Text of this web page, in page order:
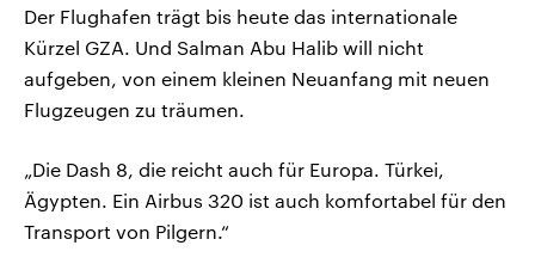
Der Flughafen trägt bis heute das internationale
Kürzel GZA. Und Salman Abu Halib will nicht
aufgeben, von einem kleinen Neuanfang mit neuen
Flugzeugen zu träumen.
„Die Dash 8, die reicht auch für Europa. Türkei,
Ägypten. Ein Airbus 320 ist auch komfortabel für den
Transport von Pilgern.“